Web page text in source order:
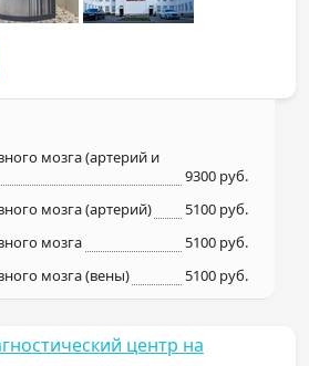
мозга (артерий и
9300 руб.
мозга (артерий)
5100 руб.
мозга
5100 руб.
мозга (вены)
5100 руб.
центр на